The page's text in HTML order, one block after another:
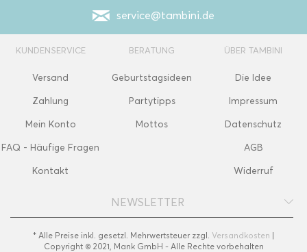
service@tambini.de
KUNDENSERVICE
Versand
Zahlung
Mein Konto
FAQ - Häufige Fragen
Kontakt
BERATUNG
Geburtstagsideen
Partytipps
Mottos
ÜBER TAMBINI
Die Idee
Impressum
Datenschutz
AGB
Widerruf
NEWSLETTER
* Alle Preise inkl. gesetzl. Mehrwertsteuer zzgl. Versandkosten |
Copyright © 2021, Mank GmbH - Alle Rechte vorbehalten